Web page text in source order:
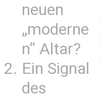
neuen
„moderne
n“ Altar?
Ein Signal
des